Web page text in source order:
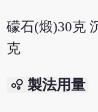
礞石(煅)30克
克
bubble_chart 製法用量